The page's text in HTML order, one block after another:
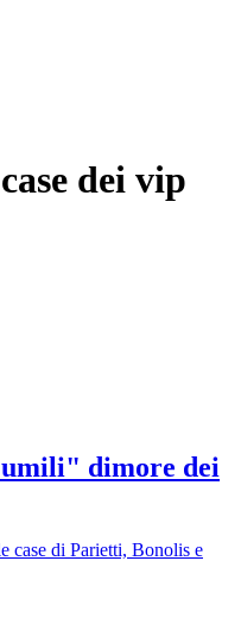
case dei vip
dimore dei
case di Parietti, Bonolis e